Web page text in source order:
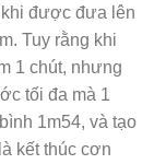
được đưa lên
Tuy rằng khi
1 chút, nhưng
tối đa mà 1
1m54, và tạo
kết thúc cơn